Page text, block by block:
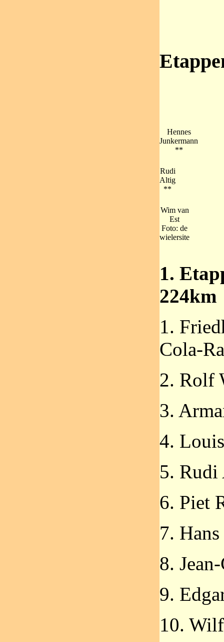
Hennes
Junkermann
**
Rudi
Altig
**
Wim van
Est
Foto: de
wielersite
1.
224km
1.
Cola-
2. Rolf
3.
4.
5.
6. Piet
7.
8.
9.
10.